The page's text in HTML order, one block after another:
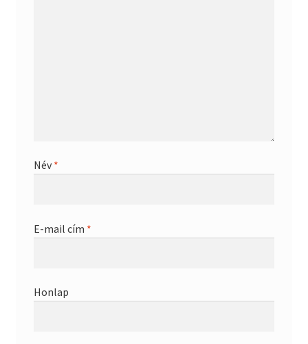
Név *
E-mail cím *
Honlap